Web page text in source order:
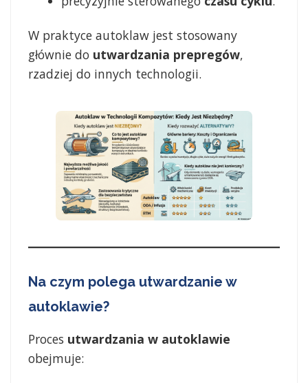
W praktyce autoklaw jest stosowany
głównie do utwardzania prepregów,
rzadziej do innych technologii.
Na czym polega utwardzanie w
autoklawie?
Proces utwardzania w autoklawie
obejmuje: